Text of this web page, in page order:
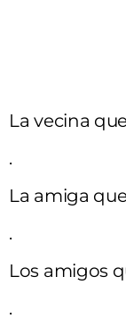
La vecina
.
La amiga
.
Los amigos
.